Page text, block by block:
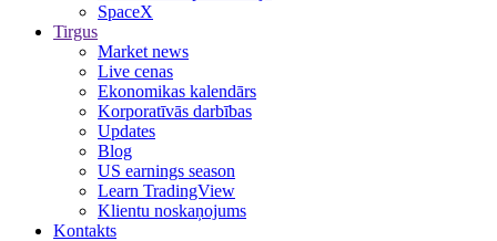
SpaceX
Tirgus
Market news
Live cenas
Ekonomikas kalendārs
Korporatīvās darbības
Updates
Blog
US earnings season
Learn TradingView
Klientu noskaņojums
Kontakts